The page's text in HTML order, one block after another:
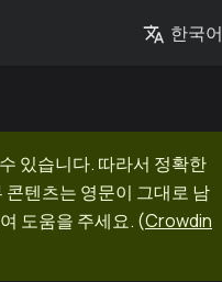
한국어
있습니다. 따라서 정확한
텐츠는 영문이 그대로 남
도움을 주세요. (Crowdin